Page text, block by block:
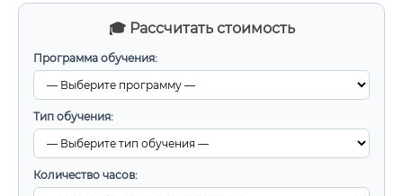
🎓 Рассчитать стоимость
Программа обучения:
Тип обучения:
Количество часов: